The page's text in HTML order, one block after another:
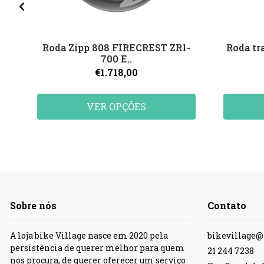
Roda Zipp 808 FIRECREST ZR1-
700 E..
€1.718,00
VER OPÇÕES
Roda
Sobre nós
A loja bike Village nasce em 2020 pela
persistência de querer melhor para quem
nos procura, de querer oferecer um serviço
Contato
21 244 7238